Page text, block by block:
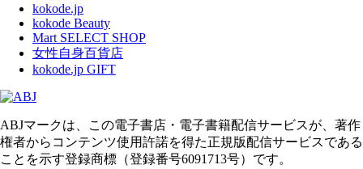
kokode.jp
kokode Beauty
Mart SELECT SHOP
女性自身百貨店
kokode.jp GIFT
ABJマークは、この電子書店・電子書籍配信サービスが、著作
権者からコンテンツ使用許諾を得た正規版配信サービスである
ことを示す登録商標（登録番号6091713号）です。